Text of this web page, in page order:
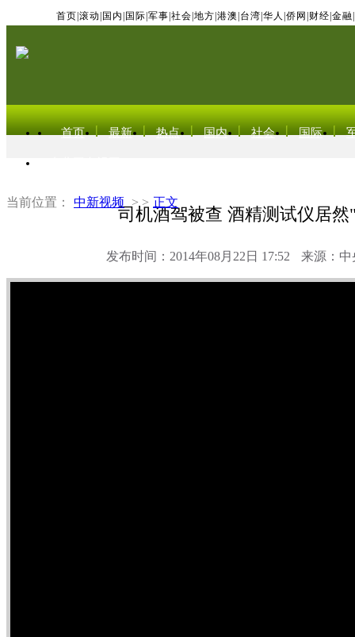
首页 滚动 国内 国际 军事 社会 地方 港澳 台湾 华人 侨网 财经 金融
首页 最新 热点 国内 社会 国际
当前位置： 中新视频 > > 正文
司机酒驾被查 酒精测试仪居然
发布时间：2014年08月22日 17:52 来源：中